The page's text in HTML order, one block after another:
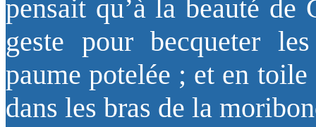
pensait qu’à la beauté de
geste pour becqueter
paume potelée ; et en
dans les bras de la